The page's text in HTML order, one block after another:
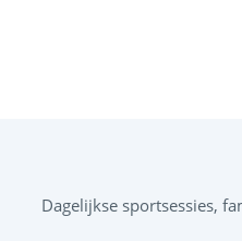
Dagelijkse sportsessies,